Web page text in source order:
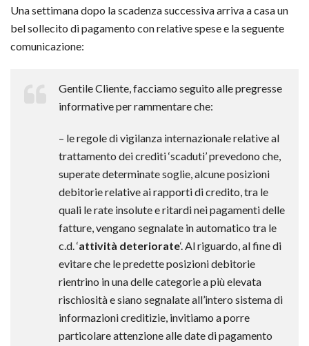
Una settimana dopo la scadenza successiva arriva a casa un
bel sollecito di pagamento con relative spese e la seguente
comunicazione:
Gentile Cliente, facciamo seguito alle pregresse
informative per rammentare che:
– le regole di vigilanza internazionale relative al
trattamento dei crediti ‘scaduti’ prevedono che,
superate determinate soglie, alcune posizioni
debitorie relative ai rapporti di credito, tra le
quali le rate insolute e ritardi nei pagamenti delle
fatture, vengano segnalate in automatico tra le
c.d. ‘attività deteriorate‘. Al riguardo, al fine di
evitare che le predette posizioni debitorie
rientrino in una delle categorie a più elevata
rischiosità e siano segnalate all’intero sistema di
informazioni creditizie, invitiamo a porre
particolare attenzione alle date di pagamento